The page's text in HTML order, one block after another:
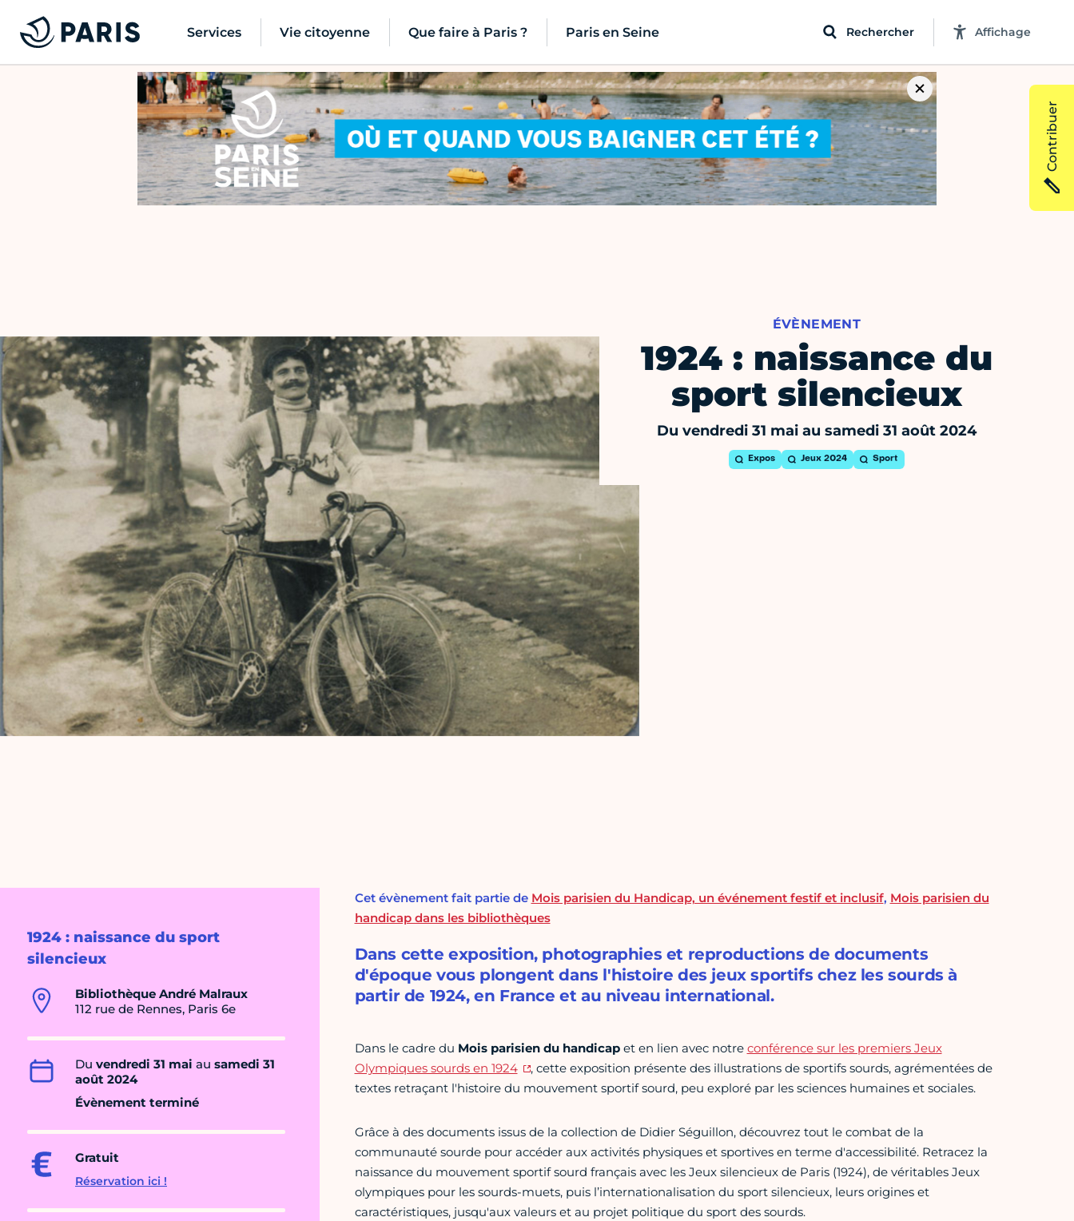
Services Vie citoyenne Que faire à Paris ? Paris en Seine Rechercher Affichage
ÉVÈNEMENT
1924 : naissance du
sport silencieux
Du vendredi 31 mai au samedi 31 août 2024
Expos Jeux 2024 Sport
1924 : naissance du sport
silencieux
Bibliothèque André Malraux
112 rue de Rennes, Paris 6e
Du vendredi 31 mai au samedi 31
août 2024
Évènement terminé
Gratuit
Réservation ici !
Cet évènement fait partie de Mois parisien du Handicap, un événement festif et inclusif, Mois parisien du
handicap dans les bibliothèques
Dans cette exposition, photographies et reproductions de documents
d'époque vous plongent dans l'histoire des jeux sportifs chez les sourds à
partir de 1924, en France et au niveau international.
Dans le cadre du Mois parisien du handicap et en lien avec notre conférence sur les premiers Jeux
Olympiques sourds en 1924
, cette exposition présente des illustrations de sportifs sourds, agrémentées de
textes retraçant l'histoire du mouvement sportif sourd, peu exploré par les sciences humaines et sociales.
Grâce à des documents issus de la collection de Didier Séguillon, découvrez tout le combat de la
communauté sourde pour accéder aux activités physiques et sportives en terme d'accessibilité. Retracez la
naissance du mouvement sportif sourd français avec les Jeux silencieux de Paris (1924), de véritables Jeux
olympiques pour les sourds-muets, puis l’internationalisation du sport silencieux, leurs origines et
caractéristiques, jusqu'aux valeurs et au projet politique du sport des sourds.
Contribuer